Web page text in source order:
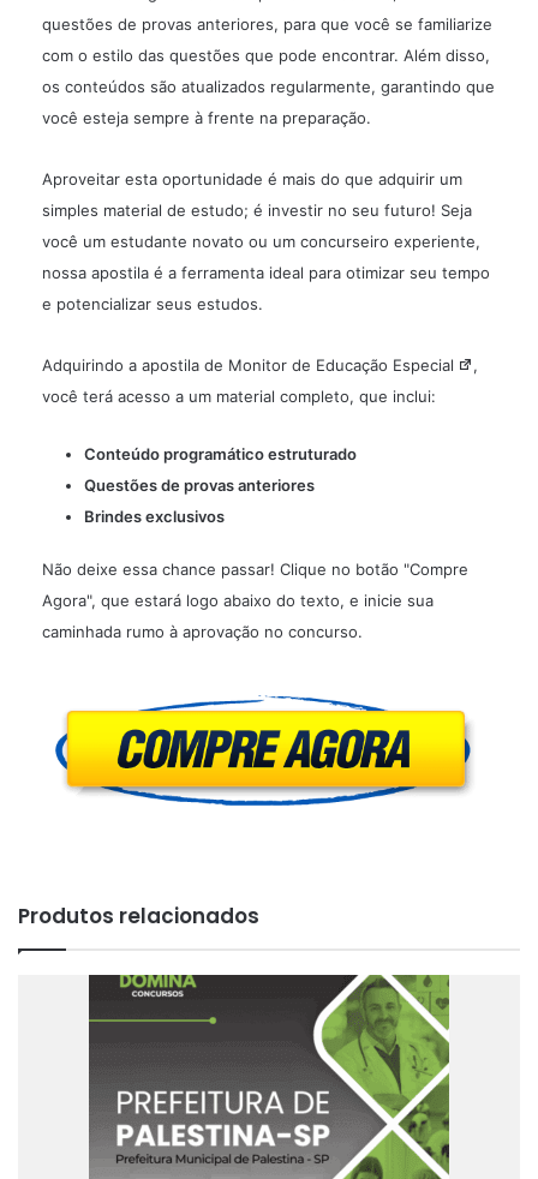
questões de provas anteriores, para que você se familiarize
com o estilo das questões que pode encontrar. Além disso,
os conteúdos são atualizados regularmente, garantindo que
você esteja sempre à frente na preparação.
Aproveitar esta oportunidade é mais do que adquirir um
simples material de estudo; é investir no seu futuro! Seja
você um estudante novato ou um concurseiro experiente,
nossa apostila é a ferramenta ideal para otimizar seu tempo
e potencializar seus estudos.
Adquirindo a apostila de Monitor de Educação Especial
,
você terá acesso a um material completo, que inclui:
Conteúdo programático estruturado
Questões de provas anteriores
Brindes exclusivos
Não deixe essa chance passar! Clique no botão "Compre
Agora", que estará logo abaixo do texto, e inicie sua
caminhada rumo à aprovação no concurso.
Produtos relacionados